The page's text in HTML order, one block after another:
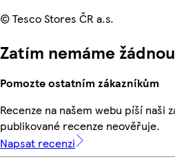
© Tesco Stores ČR a.s.
Zatím nemáme
Pomozte ostatním zákazníkům
Recenze na našem webu píší naši
publikované recenze neověřuje.
Napsat recenzi